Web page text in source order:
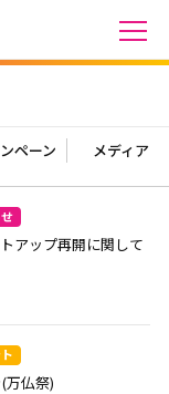
ペーン メディア
アップ再開に関して
(万仏祭)